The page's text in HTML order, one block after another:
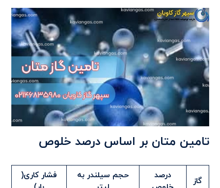
تامین متان بر اساس درصد خلوص
گاز
درصد
حجم سیلندر به
فشار کاری(